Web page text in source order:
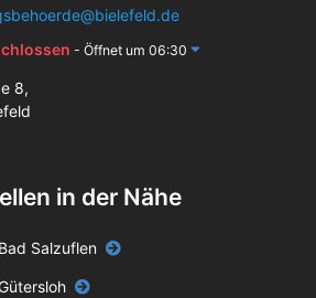
- Öffnet um 06:30
8,
in der Nähe
Salzuflen